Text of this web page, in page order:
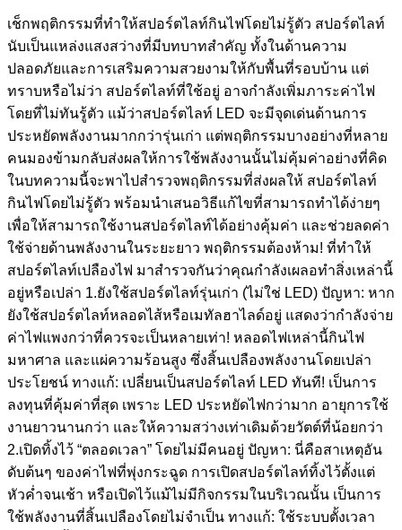
เช็กพฤติกรรมที่ทำให้สปอร์ตไลท์กินไฟโดยไม่รู้ตัว สปอร์ตไลท์
นับเป็นแหล่งแสงสว่างที่มีบทบาทสำคัญ ทั้งในด้านความ
ปลอดภัยและการเสริมความสวยงามให้กับพื้นที่รอบบ้าน แต่
ทราบหรือไม่ว่า สปอร์ตไลท์ที่ใช้อยู่ อาจกำลังเพิ่มภาระค่าไฟ
โดยที่ไม่ทันรู้ตัว แม้ว่าสปอร์ตไลท์ LED จะมีจุดเด่นด้านการ
ประหยัดพลังงานมากกว่ารุ่นเก่า แต่พฤติกรรมบางอย่างที่หลาย
คนมองข้ามกลับส่งผลให้การใช้พลังงานนั้นไม่คุ้มค่าอย่างที่คิด
ในบทความนี้จะพาไปสำรวจพฤติกรรมที่ส่งผลให้ สปอร์ตไลท์
กินไฟโดยไม่รู้ตัว พร้อมนำเสนอวิธีแก้ไขที่สามารถทำได้ง่ายๆ
เพื่อให้สามารถใช้งานสปอร์ตไลท์ได้อย่างคุ้มค่า และช่วยลดค่า
ใช้จ่ายด้านพลังงานในระยะยาว พฤติกรรมต้องห้าม! ที่ทำให้
สปอร์ตไลท์เปลืองไฟ มาสำรวจกันว่าคุณกำลังเผลอทำสิ่งเหล่านี้
อยู่หรือเปล่า 1.ยังใช้สปอร์ตไลท์รุ่นเก่า (ไม่ใช่ LED) ปัญหา: หาก
ยังใช้สปอร์ตไลท์หลอดไส้หรือเมทัลฮาไลด์อยู่ แสดงว่ากำลังจ่าย
ค่าไฟแพงกว่าที่ควรจะเป็นหลายเท่า! หลอดไฟเหล่านี้กินไฟ
มหาศาล และแผ่ความร้อนสูง ซึ่งสิ้นเปลืองพลังงานโดยเปล่า
ประโยชน์ ทางแก้: เปลี่ยนเป็นสปอร์ตไลท์ LED ทันที! เป็นการ
ลงทุนที่คุ้มค่าที่สุด เพราะ LED ประหยัดไฟกว่ามาก อายุการใช้
งานยาวนานกว่า และให้ความสว่างเท่าเดิมด้วยวัตต์ที่น้อยกว่า
2.เปิดทิ้งไว้ “ตลอดเวลา” โดยไม่มีคนอยู่ ปัญหา: นี่คือสาเหตุอัน
ดับต้นๆ ของค่าไฟที่พุ่งกระฉูด การเปิดสปอร์ตไลท์ทิ้งไว้ตั้งแต่
หัวค่ำจนเช้า หรือเปิดไว้แม้ไม่มีกิจกรรมในบริเวณนั้น เป็นการ
ใช้พลังงานที่สิ้นเปลืองโดยไม่จำเป็น ทางแก้: ใช้ระบบตั้งเวลา